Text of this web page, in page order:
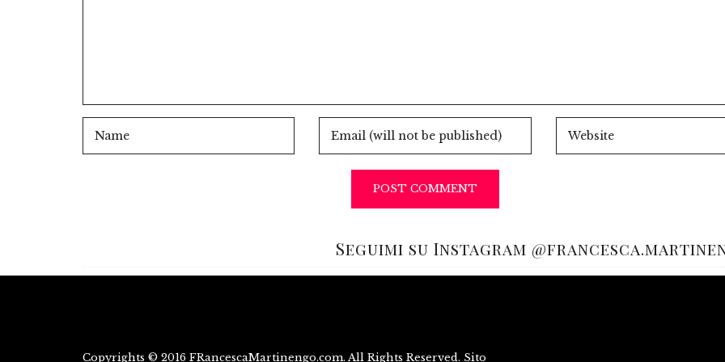
Seguimi su Instagram
Copyrights © 2016 FRancescaMartinengo.com. All Rights Reserved. Sito